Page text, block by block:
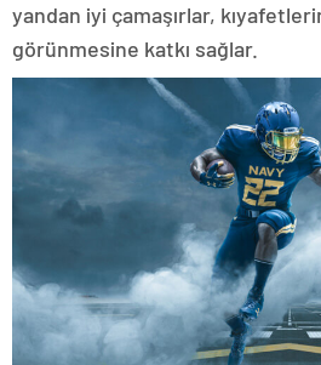
yandan iyi çamaşırlar,
görünmesine katkı sağlar.